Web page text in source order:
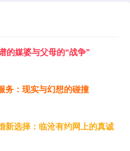
的媒婆与父母的“战争”
务：现实与幻想的碰撞
新选择：临沧有约网上的真诚